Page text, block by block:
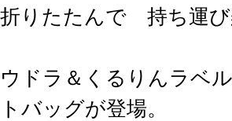
折りたたんで 持ち運び
ウドラ＆くるりんラベ
トバッグが登場。